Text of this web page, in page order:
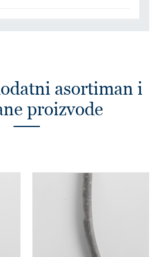
asortiman i
proizvode